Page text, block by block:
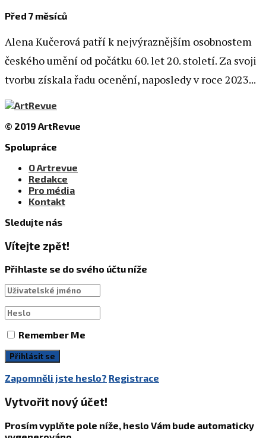
Před 7 měsíců
Alena Kučerová patří k nejvýraznějším osobnostem
českého umění od počátku 60. let 20. století. Za svoji
tvorbu získala řadu ocenění, naposledy v roce 2023...
© 2019 ArtRevue
Spolupráce
O Artrevue
Redakce
Pro média
Kontakt
Sledujte nás
Vítejte zpět!
Přihlaste se do svého účtu níže
Remember Me
Zapomněli jste heslo? Registrace
Vytvořit nový účet!
Prosím vyplňte pole níže, heslo Vám bude automaticky